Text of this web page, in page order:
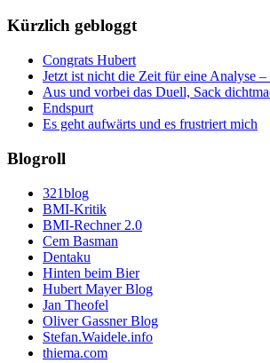
Kürzlich gebloggt
Congrats Hubert
Jetzt ist nicht die Zeit für eine Analyse
Aus und vorbei das Duell, Sack
Endspurt
Es geht aufwärts und es frustriert mich
Blogroll
321blog
BMI-Kritik
BMI-Rechner 2.0
Cem Basman
Dentaku
Hinten beim Bier
Hubert Mayer Blog
Jan Theofel
Oliver Gassner Blog
Stefan.Waidele.info
thiema.com